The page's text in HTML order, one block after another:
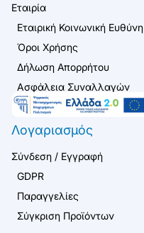
Εταιρία
Εταιρική Κοινωνική Ευθύνη
Όροι Χρήσης
Δήλωση Απορρήτου
Ασφάλεια Συναλλαγών
Λογαριασμός
Σύνδεση / Εγγραφή
GDPR
Παραγγελίες
Σύγκριση Προϊόντων